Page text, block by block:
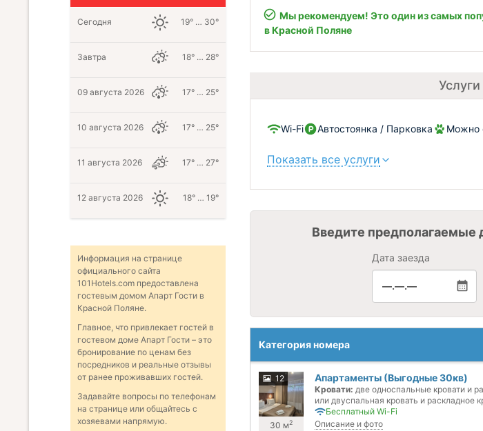
Мы рекомендуем! Это один из самых
в Красной Поляне
Wi-Fi Автостоянка / Парковка Можно
Показать все услуги
Введите предполагаемые
Дата заезда
—.—.—
Категория номера
12
30 м2
Апартаменты (Выгодные 30кв)
Кровати: две односпальные кровати и
или двуспальная кровать и раскладное
Бесплатный Wi-Fi
Описание и фото
Сегодня 19° … 30°
Завтра 18° … 28°
09 августа 2026 17° … 25°
10 августа 2026 17° … 25°
11 августа 2026 17° … 27°
12 августа 2026 18° … 19°
Информация на странице
официального сайта
101Hotels.com предоставлена
гостевым домом Апарт Гости в
Красной Поляне.
Главное, что привлекает гостей в
гостевом доме Апарт Гости – это
бронирование по ценам без
посредников и реальные отзывы
от ранее проживавших гостей.
Задавайте вопросы по телефонам
на странице или общайтесь с
хозяевами напрямую.